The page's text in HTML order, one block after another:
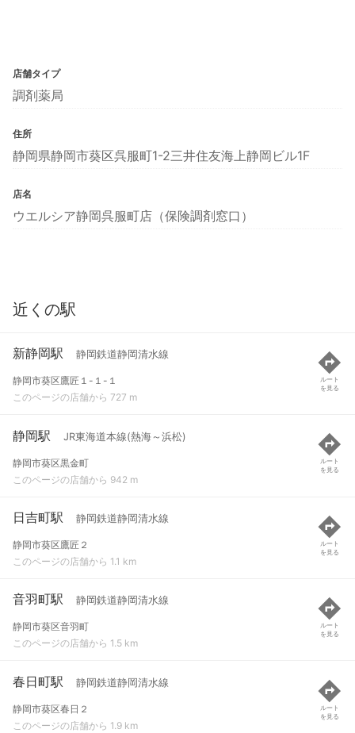
店舗タイプ
調剤薬局
住所
静岡県静岡市葵区呉服町1-2三井住友海上静岡ビル1F
店名
ウエルシア静岡呉服町店（保険調剤窓口）
近くの駅
新静岡駅 静岡鉄道静岡清水線
静岡市葵区鷹匠１-１-１
このページの店舗から 727 m
ルート
を見る
静岡駅 JR東海道本線(熱海～浜松)
静岡市葵区黒金町
このページの店舗から 942 m
ルート
を見る
日吉町駅 静岡鉄道静岡清水線
静岡市葵区鷹匠２
このページの店舗から 1.1 km
ルート
を見る
音羽町駅 静岡鉄道静岡清水線
静岡市葵区音羽町
このページの店舗から 1.5 km
ルート
を見る
春日町駅 静岡鉄道静岡清水線
静岡市葵区春日２
このページの店舗から 1.9 km
ルート
を見る